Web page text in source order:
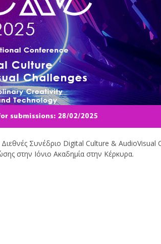
Συνέδριο Digital Culture &
στην Ιόνιο Ακαδημία στην Κέρκυρα.